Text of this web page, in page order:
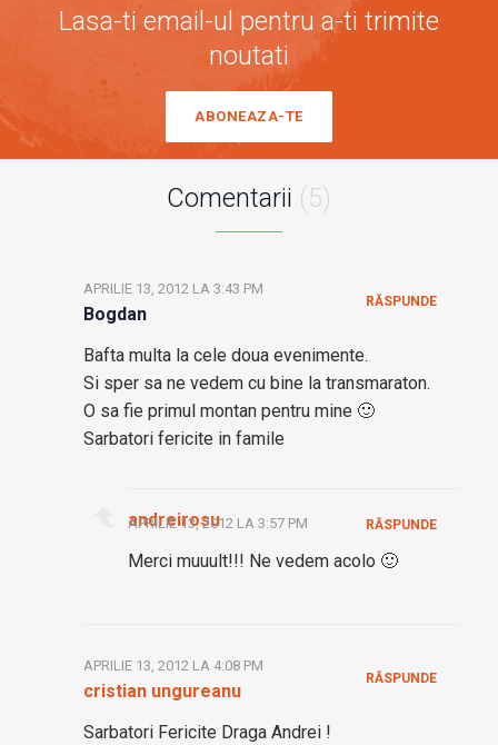
Lasa-ti email-ul pentru a-ti trimite
noutati
ABONEAZA-TE
Comentarii (5)
Bogdan
APRILIE 13, 2012 LA 3:43 PM
Bafta multa la cele doua evenimente.
Si sper sa ne vedem cu bine la transmaraton.
O sa fie primul montan pentru mine 🙂
Sarbatori fericite in famile
RĂSPUNDE
andreirosu
APRILIE 13, 2012 LA 3:57 PM
Merci muuult!!! Ne vedem acolo 🙂
RĂSPUNDE
cristian ungureanu
APRILIE 13, 2012 LA 4:08 PM
Sarbatori Fericite Draga Andrei !
RĂSPUNDE